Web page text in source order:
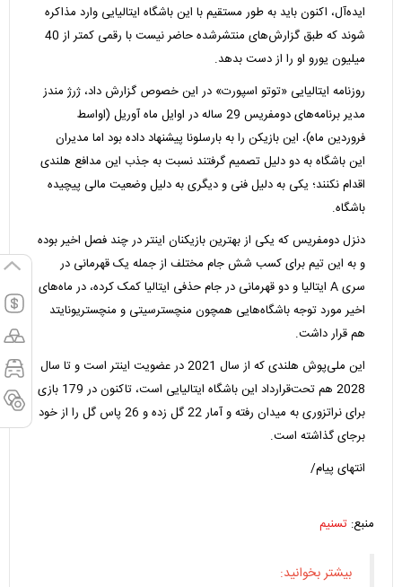
ایده‌آل، اکنون باید به طور مستقیم با این باشگاه ایتالیایی وارد مذاکره
شوند که طبق گزارش‌های منتشرشده حاضر نیست با رقمی کمتر از 40
میلیون یورو او را از دست بدهد.
روزنامه ایتالیایی «توتو اسپورت» در این خصوص گزارش داد، ژرژ مندز
مدیر برنامه‌های دومفریس 29 ساله در اوایل ماه آوریل (اواسط
فروردین ماه)، این بازیکن را به بارسلونا پیشنهاد داده بود اما مدیران
این باشگاه به دو دلیل تصمیم گرفتند نسبت به جذب این مدافع هلندی
اقدام نکنند؛ یکی به دلیل فنی و دیگری به دلیل وضعیت مالی پیچیده
باشگاه.
دنزل دومفریس که یکی از بهترین بازیکنان اینتر در چند فصل اخیر بوده
و به این تیم برای کسب شش جام مختلف از جمله یک قهرمانی در
سری A ایتالیا و دو قهرمانی در جام حذفی ایتالیا کمک کرده، در ماه‌های
اخیر مورد توجه باشگاه‌هایی همچون منچسترسیتی و منچستریونایتد
هم قرار داشت.
این ملی‌پوش هلندی که از سال 2021 در عضویت اینتر است و تا سال
2028 هم تحت‌قرارداد این باشگاه ایتالیایی است، تاکنون در 179 بازی
برای نراتزوری به میدان رفته و آمار 22 گل زده و 26 پاس گل را از خود
برجای گذاشته است.
انتهای پیام/
منبع: تسنیم
بیشتر بخوانید: